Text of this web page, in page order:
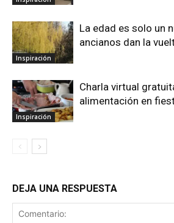
Inspiración
La edad es solo un
ancianos dan la
Inspiración
Charla virtual
alimentación en
DEJA UNA RESPUESTA